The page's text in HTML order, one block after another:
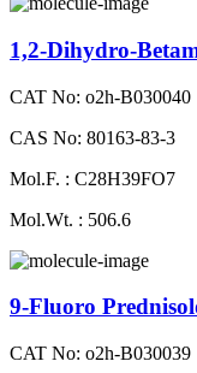
1,2-Dihydro-
CAT No: o2h-B030040
CAS No: 80163-83-3
Mol.F. : C28H39FO7
Mol.Wt. : 506.6
9-Fluoro
CAT No: o2h-B030039